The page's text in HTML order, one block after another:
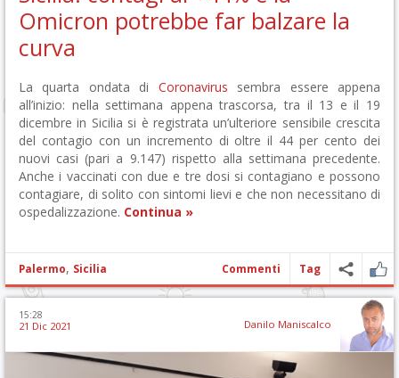
Omicron potrebbe far balzare la
curva
La quarta ondata di Coronavirus sembra essere appena
all’inizio: nella settimana appena trascorsa, tra il 13 e il 19
dicembre in Sicilia si è registrata un’ulteriore sensibile crescita
del contagio con un incremento di oltre il 44 per cento dei
nuovi casi (pari a 9.147) rispetto alla settimana precedente.
Anche i vaccinati con due e tre dosi si contagiano e possono
contagiare, di solito con sintomi lievi e che non necessitano di
ospedalizzazione. Continua »
Palermo, Sicilia Commenti Tag
15:28
21 Dic 2021 Danilo Maniscalco